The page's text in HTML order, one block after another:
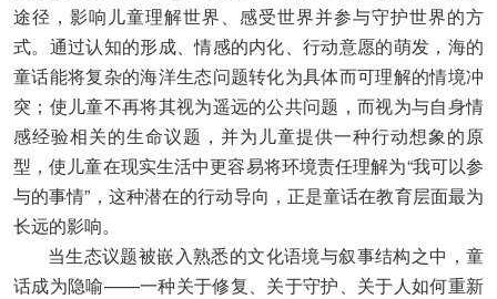
途径，影响儿童理解世界、感受世界并参与守护世界的方
式。通过认知的形成、情感的内化、行动意愿的萌发，海的
童话能将复杂的海洋生态问题转化为具体而可理解的情境冲
突；使儿童不再将其视为遥远的公共问题，而视为与自身情
感经验相关的生命议题，并为儿童提供一种行动想象的原
型，使儿童在现实生活中更容易将环境责任理解为“我可以参
与的事情”，这种潜在的行动导向，正是童话在教育层面最为
长远的影响。
当生态议题被嵌入熟悉的文化语境与叙事结构之中，童
话成为隐喻——一种关于修复、关于守护、关于人如何重新